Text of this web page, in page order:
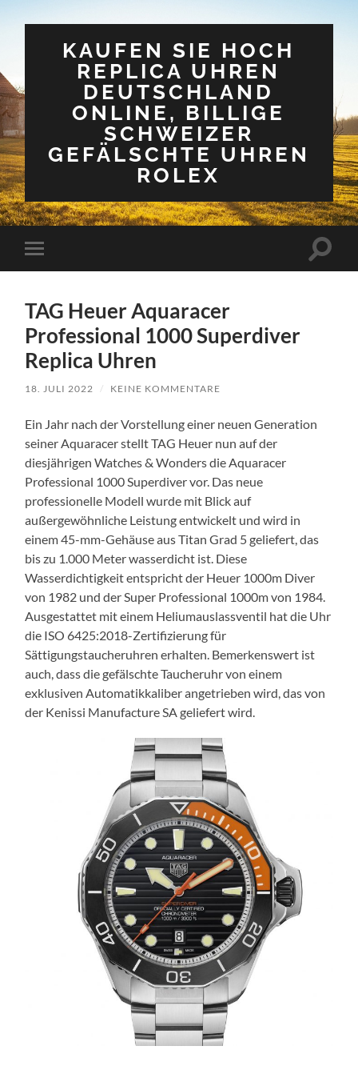
KAUFEN SIE HOCH
REPLICA UHREN
DEUTSCHLAND
ONLINE, BILLIGE
SCHWEIZER
GEFÄLSCHTE UHREN
ROLEX
Mobile-
Menü
TAG Heuer Aquaracer
Professional 1000 Superdiver
Replica Uhren
18. JULI 2022 / KEINE KOMMENTARE
Ein Jahr nach der Vorstellung einer neuen Generation
seiner Aquaracer stellt TAG Heuer nun auf der
diesjährigen Watches & Wonders die Aquaracer
Professional 1000 Superdiver vor. Das neue
professionelle Modell wurde mit Blick auf
außergewöhnliche Leistung entwickelt und wird in
einem 45-mm-Gehäuse aus Titan Grad 5 geliefert, das
bis zu 1.000 Meter wasserdicht ist. Diese
Wasserdichtigkeit entspricht der Heuer 1000m Diver
von 1982 und der Super Professional 1000m von 1984.
Ausgestattet mit einem Heliumauslassventil hat die Uhr
die ISO 6425:2018-Zertifizierung für
Sättigungstaucheruhren erhalten. Bemerkenswert ist
auch, dass die gefälschte Taucheruhr von einem
exklusiven Automatikkaliber angetrieben wird, das von
der Kenissi Manufacture SA geliefert wird.